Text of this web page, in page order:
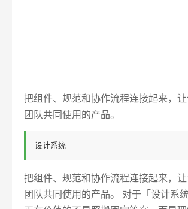
把组件、规范和协作流程连接起来，
团队共同使用的产品。
设计系统
把组件、规范和协作流程连接起来，
团队共同使用的产品。 对于「设计系